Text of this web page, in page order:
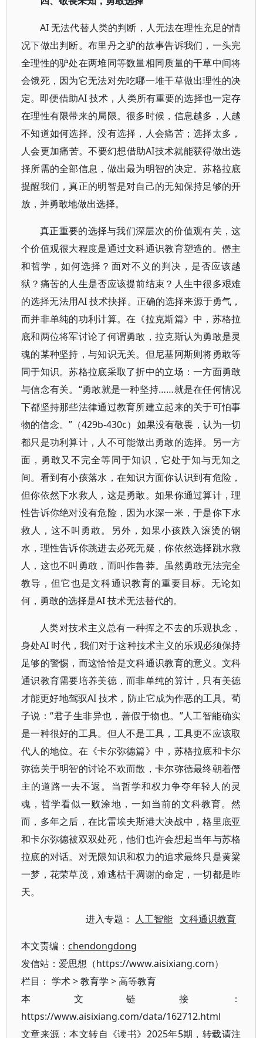
AI 无法代替人类的判断，人无法在理性充足的情
况下做出判断。布里丹之驴的故事告诉我们，一头完
全理性的驴处在两堆同等数量相同质量的干草中间将
会饿死，因为它无法对先吃哪一堆干草做出理性的决
定。即便借助AI 技术，人类所有重要的选择也一定存
在理性有限带来的局限。很多时候，信息越多，人越
不知道如何选择。没有选择，人会痛苦；选择太多，
人会更加痛苦。不要幻想借助AI技术就能获得做出选
择所需的全部信息，做出最为明智的决定。苏格拉底
提醒我们，真正的明智是对自己的无知保持足够的开
放，并勇敢地做出选择。
真正重要的选择与我们深层次的价值观有关，这
个价值观很大程度是通过文科通识教育塑造的。僭主
和哲学，如何选择？面对不义的判决，是否应该越
狱？痛苦的人生是否应该提前结束？人生中很多艰难
的选择无法用AI 技术抉择。正确的选择来源于勇气，
而并非单纯的功利计算。在《拉克斯篇》中，苏格拉
底和两位将军讨论了何谓勇敢，拉克斯认为勇敢是灵
魂的某种坚持，与知识无关。但尼基阿斯则将勇敢等
同于知识。苏格拉底采取了折中的立场：一方面勇敢
与信念有关。“勇敢就是一种坚持……就是在任何情况
下都坚持那些法律通过教育所建立起来的关于可怕事
物的信念。”（429b-430c）如果没有敬畏，认为一切
都只是功利算计，人不可能做出勇敢的选择。另一方
面，勇敢又不完全等同于知识，它处于知与无知之
间。看到有小孩落水，在知识方面你认识到有危险，
但你依然下水救人，这是勇敢。如果你通过算计，理
性告诉你绝对没有危险，因为水深一米，于是你下水
救人，这不叫勇敢。另外，如果小孩跌入滚烫的钢
水，理性告诉你跳进去必死无疑，你依然选择跳水救
人，这也不叫勇敢，而叫作鲁莽。虽然勇敢无法完全
教导，但它也是文科通识教育的重要目标。无论如
何，勇敢的选择是AI 技术无法替代的。
人类对技术主义总有一种挥之不去的乐观执念，
身处AI 时代，我们对于这种技术主义的乐观必须保持
足够的警惕，而这恰恰是文科通识教育的意义。文科
通识教育需要培养美德，而非单纯的算计，只有美德
才能更好地驾驭AI 技术，防止它成为作恶的工具。荀
子说：“君子生非异也，善假于物也。”人工智能确实
是一种很好的工具。但人不是工具，工具更不应该取
代人的地位。在《卡尔弥德篇》中，苏格拉底和卡尔
弥德关于明智的讨论不欢而散，卡尔弥德最终朝着僭
主的道路一去不返。当哲学和权力争夺年轻人的灵
魂，哲学看似一败涂地，一如当前的文科教育。然
而，多年之后，在比雷埃夫斯港大决战中，格里底亚
和卡尔弥德被双双处死，他们也许会想起当年与苏格
拉底的对话。对无限知识和权力的追求最终只是黄粱
一梦，花荣草茂，难逃枯干凋谢的命定，一切都是昨
天。
进入专题： 人工智能 文科通识教育
本文责编： chendongdong
发信站：爱思想（https://www.aisixiang.com）
栏目： 学术>教育学 >高等教育
本文链接：
https://www.aisixiang.com/data/162712.html
文章来源：本文转自《读书》2025年5期，转载请注